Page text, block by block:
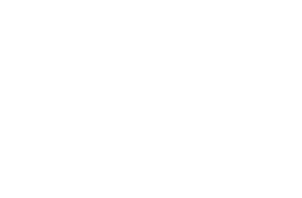
15%, жовтий горох 8%, сушені яблука 5%,